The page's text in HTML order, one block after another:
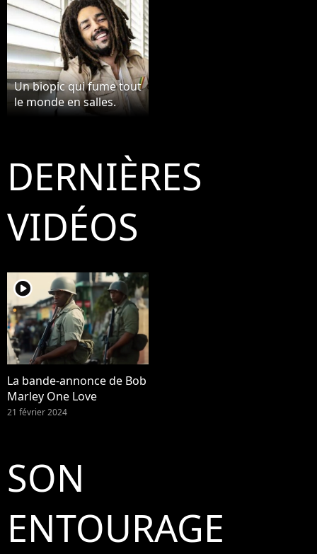
Un biopic qui fume tout
le monde en salles.
DERNIÈRES
VIDÉOS
player2
La bande-annonce de Bob
Marley One Love
21 février 2024
SON
ENTOURAGE